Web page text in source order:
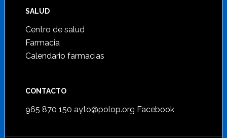
SALUD
Centro de salud
Farmacia
Calendario farmacias
CONTACTO
965 870 150 ayto@polop.org Facebook